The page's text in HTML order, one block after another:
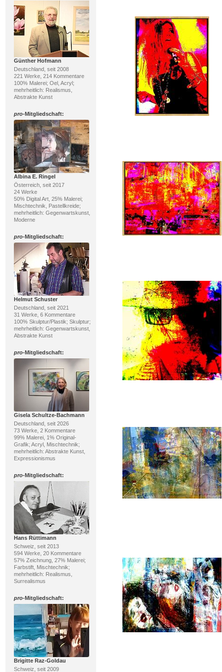
Günther Hofmann
Deutschland, seit 2008
221 Werke, 214 Kommentare
100% Malerei; Oel, Acryl;
mehrheitlich: Realismus,
Abstrakte Kunst
pro-Mitgliedschaft:
Albina E. Ringel
Österreich, seit 2017
24 Werke
50% Digital Art, 25% Malerei;
Mischtechnik, Pastellkreide;
mehrheitlich: Gegenwartskunst,
Moderne
pro-Mitgliedschaft:
Helmut Schuster
Deutschland, seit 2021
31 Werke, 6 Kommentare
100% Skulptur/Plastik; Skulptur;
mehrheitlich: Gegenwartskunst,
Abstrakte Kunst
pro-Mitgliedschaft:
Gisela Schultze-Bachmann
Deutschland, seit 2026
73 Werke, 2 Kommentare
99% Malerei, 1% Original-
Grafik; Acryl, Mischtechnik;
mehrheitlich: Abstrakte Kunst,
Expressionismus
pro-Mitgliedschaft:
Hans Rüttimann
Schweiz, seit 2013
594 Werke, 20 Kommentare
57% Zeichnung, 27% Malerei;
Farbstift, Mischtechnik;
mehrheitlich: Realismus,
Surrealismus
pro-Mitgliedschaft:
Brigitte Raz-Goldau
Schweiz, seit 2009